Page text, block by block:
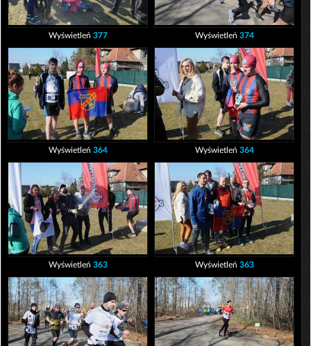
Wyświetleń 377 Wyświetleń 374
Wyświetleń 364 Wyświetleń 364
Wyświetleń 363 Wyświetleń 363